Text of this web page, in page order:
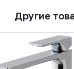
Другие